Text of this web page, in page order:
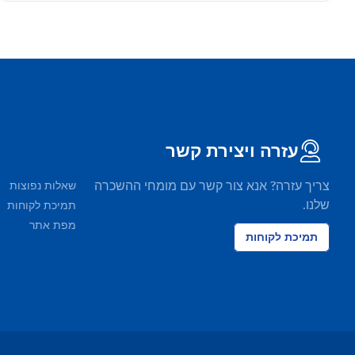
עזרה ויצירת קשר
צריך עזרה? אנא צור קשר עם מומחי ההשכרה
שלנו.
תמיכת לקוחות
שאלות נפוצות
תמיכת לקוחות
מפת אתר